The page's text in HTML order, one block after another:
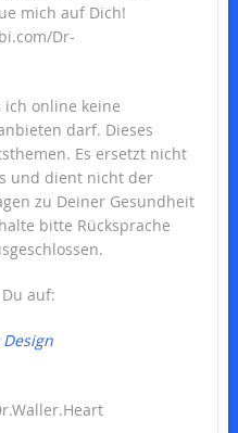
mich auf Dich!
Dr-
ich online keine
darf. Dieses
Es ersetzt nicht
und dient nicht der
zu Deiner Gesundheit
bitte Rücksprache
auf: